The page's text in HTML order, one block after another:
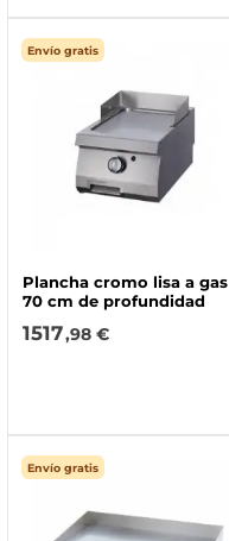
Envío gratis
Plancha cromo lisa a gas
70 cm de profundidad
1517,98 €
Envío gratis